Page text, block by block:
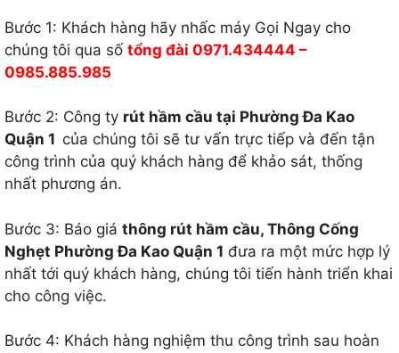
Bước 1: Khách hàng hãy nhấc máy Gọi Ngay cho
chúng tôi qua số tổng đài 0971.434444 –
0985.885.985
Bước 2: Công ty rút hầm cầu tại Phường Đa Kao
Quận 1 của chúng tôi sẽ tư vấn trực tiếp và đến tận
công trình của quý khách hàng để khảo sát, thống
nhất phương án.
Bước 3: Báo giá thông rút hầm cầu, Thông Cống
Nghẹt Phường Đa Kao Quận 1 đưa ra một mức hợp lý
nhất tới quý khách hàng, chúng tôi tiến hành triển khai
cho công việc.
Bước 4: Khách hàng nghiệm thu công trình sau hoàn